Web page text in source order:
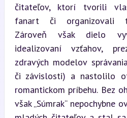
čitateľov, ktorí tvorili
fanart či organizovali
Zároveň však dielo
idealizovaní vzťahov,
zdravých modelov
či závislosti) a nastolilo
romantickom príbehu. Bez